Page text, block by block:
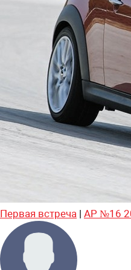
Первая встреча | АР №16